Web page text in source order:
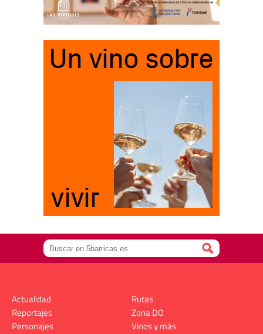
Actualidad
Reportajes
Personajes
Rutas
Zona DO
Vinos y más